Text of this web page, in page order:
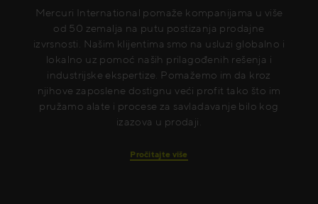
Mercuri International pomaže kompanijama u više
od 50 zemalja na putu postizanja prodajne
izvrsnosti. Našim klijentima smo na usluzi globalno i
lokalno uz pomoć naših prilagođenih rešenja i
industrijske ekspertize. Pomažemo im da kroz
njihove zaposlene dostignu veći profit tako što im
pružamo alate i procese za savladavanje bilo kog
izazova u prodaji.
Pročitajte više